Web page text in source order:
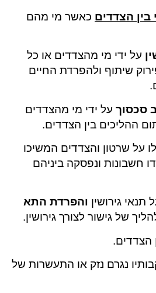
בין הצדדים כאשר מי מהם
על ידי מי מהצדדים או כל
שיתוף ולהפרדת החיים
סכסוך על ידי מי מהצדדים
ההליכים בין הצדדים.
על שרטון והצדדים המשיכו
חשבונות ונפסקה ביניהם
תנאי גירושין והפרדת התא
של גישור לצורך גירושין.
הצדדים.
נגרם נזק או התעשרות של